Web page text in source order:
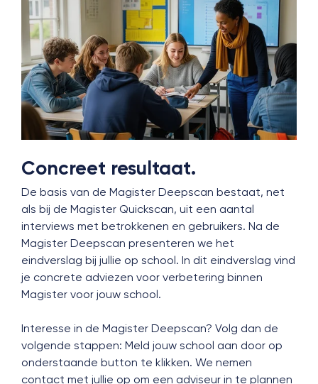
Concreet resultaat.
De basis van de Magister Deepscan bestaat, net
als bij de Magister Quickscan, uit een aantal
interviews met betrokkenen en gebruikers. Na de
Magister Deepscan presenteren we het
eindverslag bij jullie op school. In dit eindverslag vind
je concrete adviezen voor verbetering binnen
Magister voor jouw school.
Interesse in de Magister Deepscan? Volg dan de
volgende stappen: Meld jouw school aan door op
onderstaande button te klikken. We nemen
contact met jullie op om een adviseur in te plannen